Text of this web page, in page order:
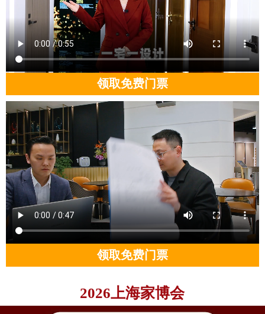
领取免费门票
领取免费门票
2026上海家博会